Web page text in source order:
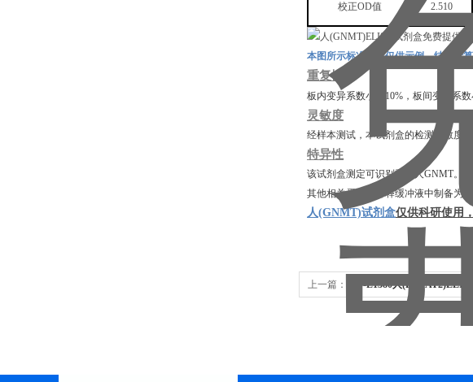
校正OD值 2.510
本图所示标准曲线仅供示例，结果计
重复性
板内变异系数小于10%，板间变异系数
灵敏度
经样本测试，本试剂盒的检测灵敏度为
特异性
该试剂盒测定可识别重组人GNMT。
其他相关蛋白在稀释缓冲液中制备为
人(GNMT)试剂盒仅供科研使用
上一篇： TW-E1380人